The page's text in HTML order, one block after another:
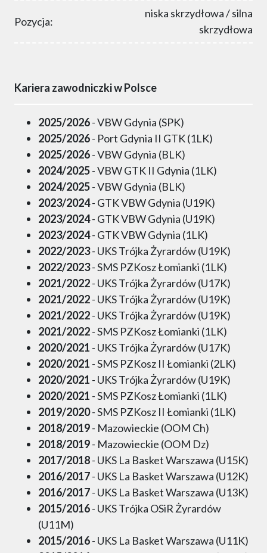
Pozycja:
niska skrzydłowa / silna
skrzydłowa
Kariera zawodniczki w Polsce
2025/2026- VBW Gdynia (SPK)
2025/2026- Port Gdynia II GTK (1LK)
2025/2026- VBW Gdynia (BLK)
2024/2025- VBW GTK II Gdynia (1LK)
2024/2025- VBW Gdynia (BLK)
2023/2024- GTK VBW Gdynia (U19K)
2023/2024- GTK VBW Gdynia (U19K)
2023/2024- GTK VBW Gdynia (1LK)
2022/2023- UKS Trójka Żyrardów (U19K)
2022/2023- SMS PZKosz Łomianki (1LK)
2021/2022- UKS Trójka Żyrardów (U17K)
2021/2022- UKS Trójka Żyrardów (U19K)
2021/2022- UKS Trójka Żyrardów (U19K)
2021/2022- SMS PZKosz Łomianki (1LK)
2020/2021 - UKS Trójka Żyrardów (U17K)
2020/2021 - SMS PZKosz II Łomianki (2LK)
2020/2021 - UKS Trójka Żyrardów (U19K)
2020/2021 - SMS PZKosz Łomianki (1LK)
2019/2020- SMS PZKosz II Łomianki (1LK)
2018/2019- Mazowieckie (OOM Ch)
2018/2019- Mazowieckie (OOM Dz)
2017/2018- UKS La Basket Warszawa (U15K)
2016/2017- UKS La Basket Warszawa (U12K)
2016/2017- UKS La Basket Warszawa (U13K)
2015/2016- UKS Trójka OSiR Żyrardów
(U11M)
2015/2016- UKS La Basket Warszawa (U11K)